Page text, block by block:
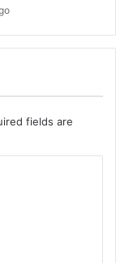
fields are